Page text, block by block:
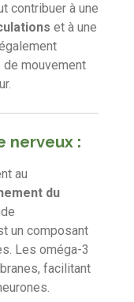
contribuer à une
et à une
mouvement
nerveux :
au
du
un composant
Les oméga-3
facilitant